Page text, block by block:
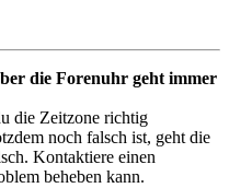
die Forenuhr geht immer
die Zeitzone richtig
noch falsch ist, geht die
Kontaktiere einen
beheben kann.